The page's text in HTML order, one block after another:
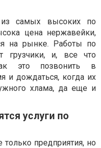
самых высоких по
цена нержавейки,
на рынке. Работы по
грузчики, и, все что
это позвонить в
и дождаться, когда их
хлама, да еще и
услуги по
только предприятия, но